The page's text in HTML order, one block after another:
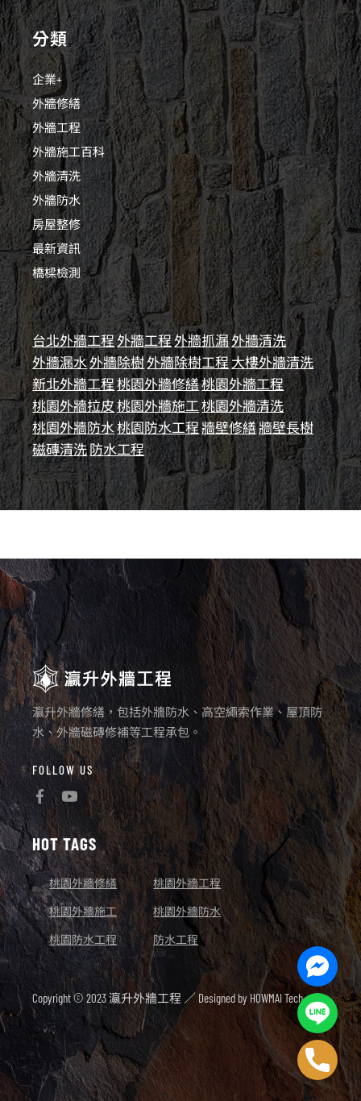
分類
企業+
外牆修繕
外牆工程
外牆施工百科
外牆清洗
外牆防水
房屋整修
最新資訊
橋樑檢測
台北外牆工程外牆工程 外牆抓漏外牆清洗
外牆漏水外牆除樹外牆除樹工程大樓外牆清洗
新北外牆工程 桃園外牆修繕桃園外牆工程
桃園外牆拉皮桃園外牆施工 桃園外牆清洗
桃園外牆防水 桃園防水工程 牆壁修繕牆壁長樹
磁磚清洗防水工程
瀛升外牆修繕，包括外牆防水、高空繩索作業、屋頂防
水、外牆磁磚修補等工程承包。
FOLLOW US
HOT TAGS
桃園外牆修繕 桃園外牆工程
桃園外牆施工 桃園外牆防水
桃園防水工程 防水工程
Copyright © 2023 瀛升外牆工程 ／ Designed by HOWMAI Tech.
Line
Phone